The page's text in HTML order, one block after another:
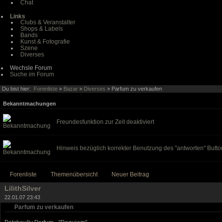
Chat
Links
Clubs & Veranstalter
Shops & Labels
Bands
Kunst & Fotografie
Szene
Diverses
Wechsle Forum
Suche im Forum
Du bist hier: Forenliste » Bazar » Diverses » Parfum zu verkaufen
Bekanntmachungen
Freundesfunktion zur Zeit deaktiviert
Hinweis bezüglich korrekter Benutzung des "antworten"
Forenliste Themenübersicht Neuer Beitrag
LilithSilver
22.01.07 23:43
Parfum zu verkaufen